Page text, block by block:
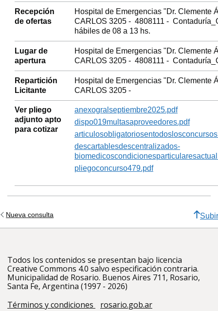
Recepción
de ofertas
Hospital de Emergencias "Dr. Clemente
CARLOS 3205 - 4808111 -
hábiles de 08 a 13 hs.
Lugar de
apertura
Hospital de Emergencias "Dr. Clemente
CARLOS 3205 - 4808111 -
Repartición
Licitante
Hospital de Emergencias "Dr. Clemente
CARLOS 3205 -
Ver pliego
adjunto apto
para cotizar
anexogralseptiembre2025.pdf
dispo019multasaproveedores.pdf
descartablesdescentralizados-
pliegoconcurso479.pdf
Nueva consulta Subir
Todos los contenidos se presentan bajo licencia
Creative Commons 4.0 salvo especificación contraria.
Municipalidad de Rosario. Buenos Aires 711, Rosario,
Santa Fe, Argentina (1997 - 2026)
Términos y condiciones
rosario.gob.ar